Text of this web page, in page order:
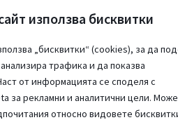
използва бисквитки
„бисквитки“ (cookies), за да
трафика и да показва
от информацията се споделя с
за рекламни и аналитични цели.
относно видовете
AI асистента ни
права запазени
StudioX